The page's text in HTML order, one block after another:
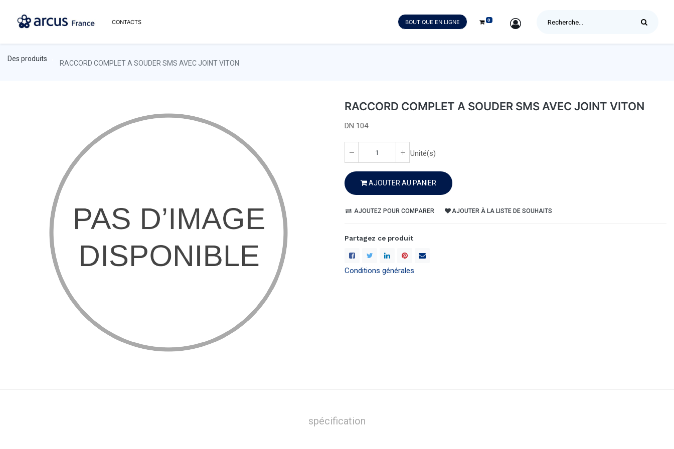
CONTACTS BOUTIQUE EN LIGNE 0 SIGN IN
Des produits
RACCORD COMPLET A SOUDER SMS AVEC JOINT VITON
RACCORD COMPLET A SOUDER SMS AVEC JOINT VITON
DN 104
Unité(s)
AJOUTER AU PANIER
AJOUTEZ POUR COMPARER AJOUTER À LA LISTE DE SOUHAITS
Partagez ce produit
Conditions générales
spécification